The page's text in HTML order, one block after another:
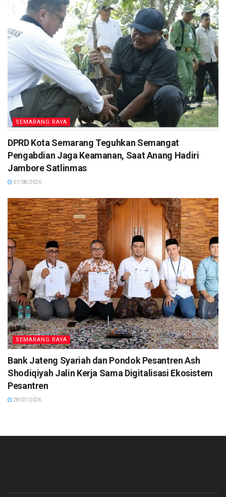
SEMARANG RAYA
DPRD Kota Semarang Teguhkan Semangat
Pengabdian Jaga Keamanan, Saat Anang Hadiri
Jambore Satlinmas
01/08/2026
SEMARANG RAYA
Bank Jateng Syariah dan Pondok Pesantren Ash
Shodiqiyah Jalin Kerja Sama Digitalisasi Ekosistem
Pesantren
28/07/2026